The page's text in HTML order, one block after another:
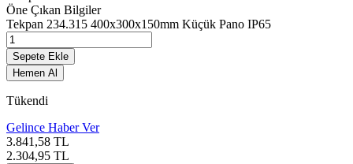
Öne Çıkan Bilgiler
Tekpan 234.315 400x300x150mm Küçük Pano IP65
Sepete Ekle
Hemen Al
Tükendi
Gelince Haber Ver
3.841,58 TL
2.304,95 TL